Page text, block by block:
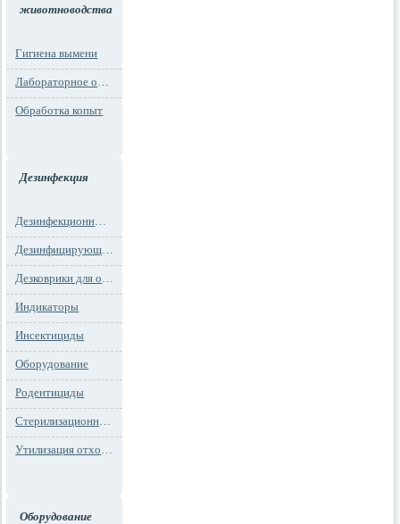
животноводства
Гигиена вымени
Лабораторное оборудование
Обработка копыт
Дезинфекция
Дезинфекционные маты
Дезинфицирующие средства
Дезковрики для обуви
Индикаторы
Инсектициды
Оборудование
Родентициды
Стерилизационная упаковка
Утилизация отходов
Оборудование